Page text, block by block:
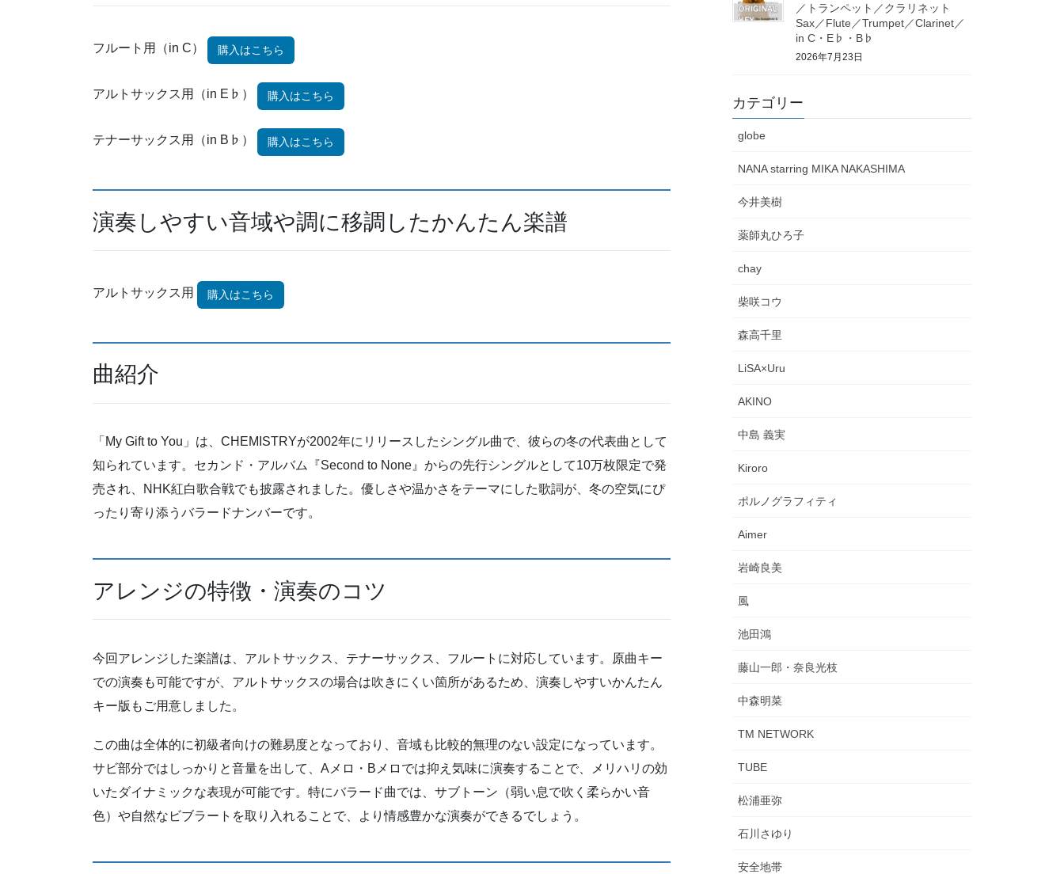
フルート用（in C） 購入はこちら
アルトサックス用（in E♭） 購入はこちら
テナーサックス用（in B♭） 購入はこちら
演奏しやすい音域や調に移調したかんたん楽譜
アルトサックス用 購入はこちら
曲紹介
「My Gift to You」は、CHEMISTRYが2002年にリリースしたシングル曲で、彼らの冬の代表曲として
知られています。セカンド・アルバム『Second to None』からの先行シングルとして10万枚限定で発
売され、NHK紅白歌合戦でも披露されました。優しさや温かさをテーマにした歌詞が、冬の空気にぴ
ったり寄り添うバラードナンバーです。
アレンジの特徴・演奏のコツ
今回アレンジした楽譜は、アルトサックス、テナーサックス、フルートに対応しています。原曲キー
での演奏も可能ですが、アルトサックスの場合は吹きにくい箇所があるため、演奏しやすいかんたん
キー版もご用意しました。
この曲は全体的に初級者向けの難易度となっており、音域も比較的無理のない設定になっています。
サビ部分ではしっかりと音量を出して、Aメロ・Bメロでは抑え気味に演奏することで、メリハリの効
いたダイナミックな表現が可能です。特にバラード曲では、サブトーン（弱い息で吹く柔らかい音
色）や自然なビブラートを取り入れることで、より情感豊かな演奏ができるでしょう。
／トランペット／クラリネット
Sax／Flute／Trumpet／Clarinet／
in C・E♭・B♭
2026年7月23日
カテゴリー
globe
NANA starring MIKA NAKASHIMA
今井美樹
薬師丸ひろ子
chay
柴咲コウ
森高千里
LiSA×Uru
AKINO
中島 義実
Kiroro
ポルノグラフィティ
Aimer
岩崎良美
風
池田鴻
藤山一郎・奈良光枝
中森明菜
TM NETWORK
TUBE
松浦亜弥
石川さゆり
安全地帯